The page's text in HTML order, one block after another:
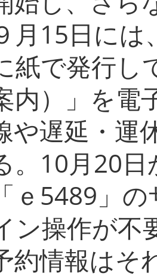
月15日に
紙で発行し
内）」を電
や遅延・運
。10月20
ｅ5489」
ン操作が不
約情報はそ